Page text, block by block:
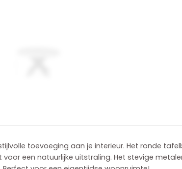
toevoeging aan je interieur. Het ronde
een natuurlijke uitstraling. Het stevige